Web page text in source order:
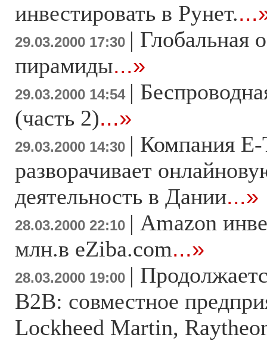
инвестировать в Рунет.
29.03.2000 17:30 | Глобальная
пирамиды...»
29.03.2000 14:54 |
(часть 2)...»
29.03.2000 14:30 | Компания E-
разворачивает
деятельность в Дании...»
28.03.2000 22:10 | Amazon
млн.в eZiba.com...»
28.03.2000 19:00 |
B2B: совместное
Lockheed Martin,